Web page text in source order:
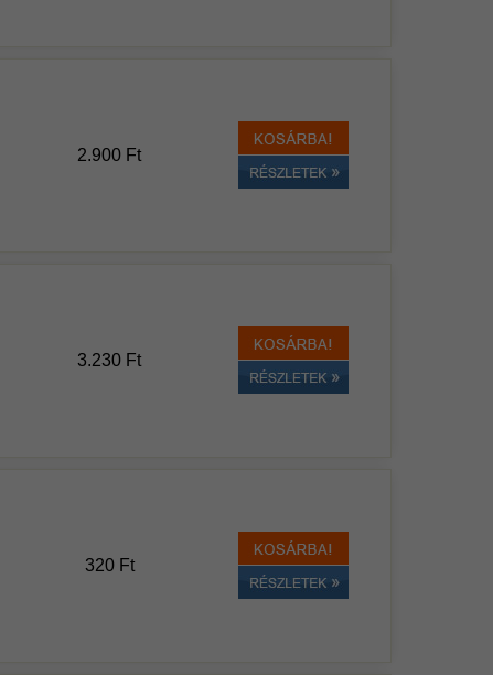
2.900 Ft
3.230 Ft
320 Ft